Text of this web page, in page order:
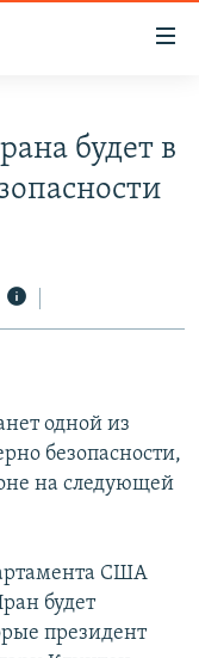
будет в
одной из
безопасности,
на следующей
США
будет
президент